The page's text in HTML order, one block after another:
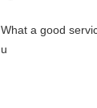
What a good
u